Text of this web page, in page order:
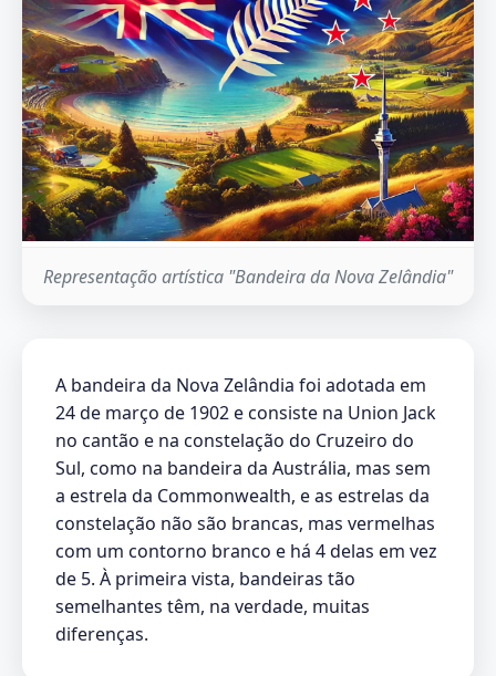
Representação artística "Bandeira da Nova Zelândia"
A bandeira da Nova Zelândia foi adotada em
24 de março de 1902 e consiste na Union Jack
no cantão e na constelação do Cruzeiro do
Sul, como na bandeira da Austrália, mas sem
a estrela da Commonwealth, e as estrelas da
constelação não são brancas, mas vermelhas
com um contorno branco e há 4 delas em vez
de 5. À primeira vista, bandeiras tão
semelhantes têm, na verdade, muitas
diferenças.